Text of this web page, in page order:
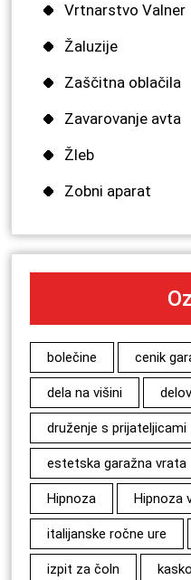
Vrtnarstvo Valner
Žaluzije
Zaščitna oblačila
Zavarovanje avta
Žleb
Zobni aparat
bolečine cenik
dela na višini
druženje s prijateljicami
estetska garažna vrata
Hipnoza Hipnoza
italijanske ročne ure
izpit za čoln